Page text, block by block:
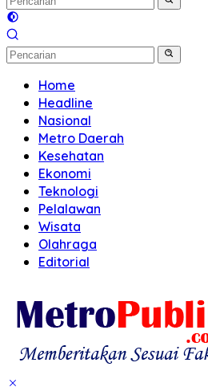
Home
Headline
Nasional
Metro Daerah
Kesehatan
Ekonomi
Teknologi
Pelalawan
Wisata
Olahraga
Editorial